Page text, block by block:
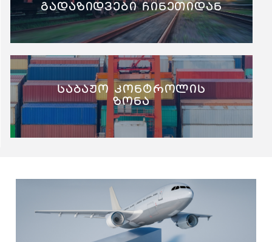
გადაზიდვები ჩინეთიდან
საბაჟო კონტროლის
ზონა